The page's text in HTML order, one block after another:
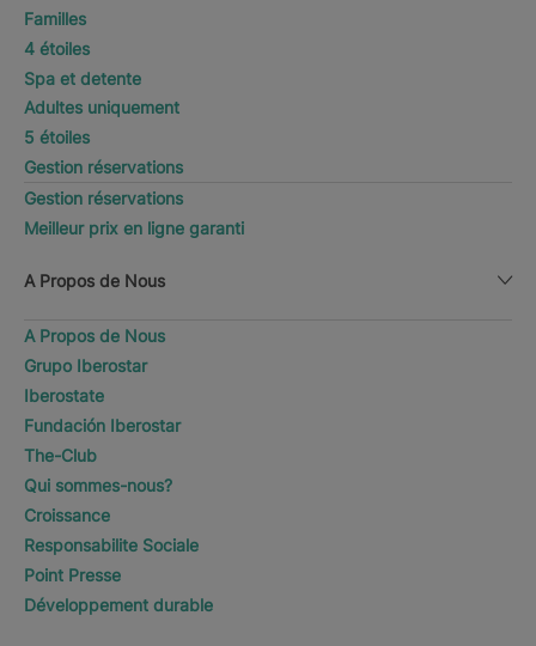
Familles
4 étoiles
Spa et detente
Adultes uniquement
5 étoiles
Gestion réservations
Gestion réservations
Meilleur prix en ligne garanti
A Propos de Nous
A Propos de Nous
Grupo Iberostar
Iberostate
Fundación Iberostar
The-Club
Qui sommes-nous?
Croissance
Responsabilite Sociale
Point Presse
Développement durable